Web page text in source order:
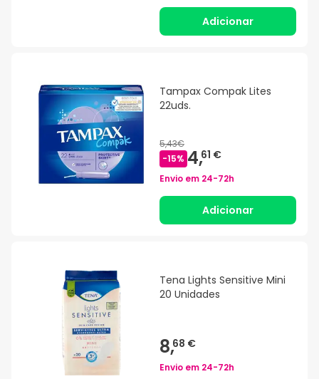
Adicionar
Tampax Compak Lites
22uds.
5,43€
-15% 4,61 €
Envio em 24-72h
Adicionar
Tena Lights Sensitive Mini
20 Unidades
8,68 €
Envio em 24-72h